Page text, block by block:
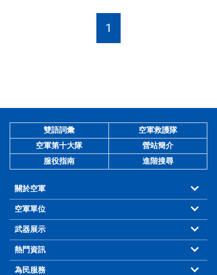
1
雙語詞彙
空軍救護隊
空軍第十大隊
營站簡介
服役指南
進階搜尋
關於空軍
空軍單位
武器展示
熱門資訊
為民服務